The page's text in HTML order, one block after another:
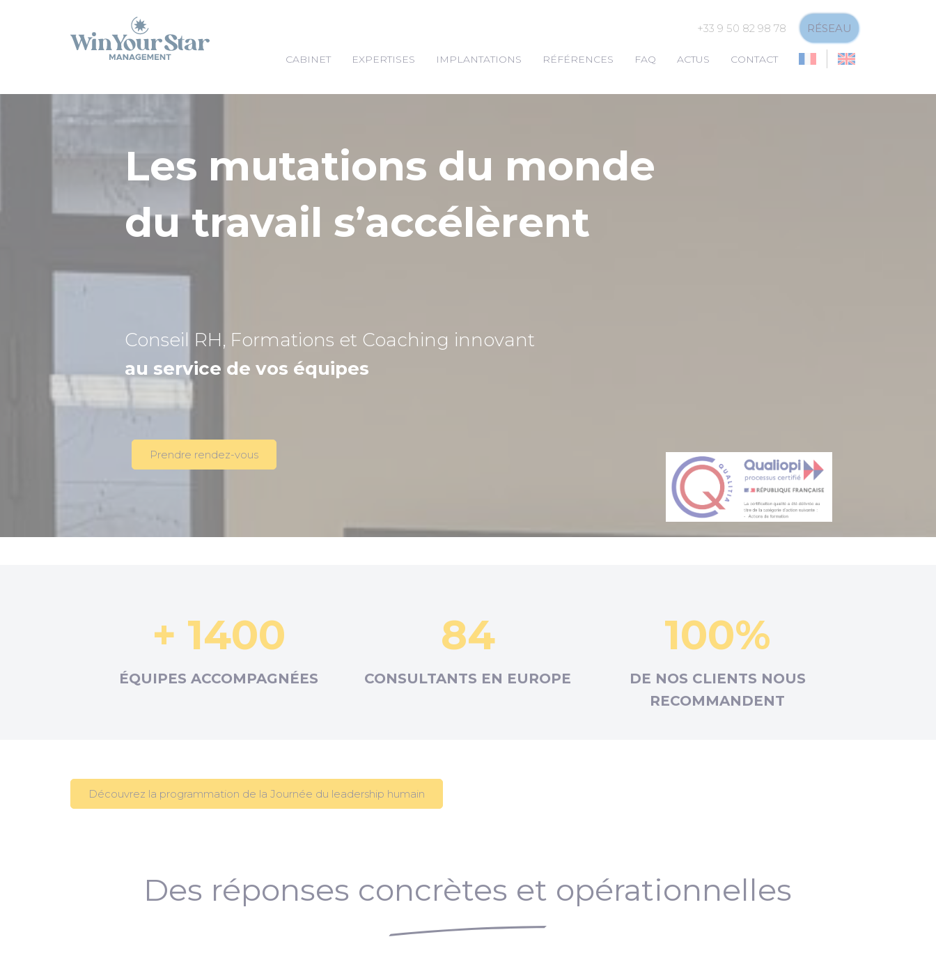
+33 9 50 82 98 78 RÉSEAU
CABINET EXPERTISES IMPLANTATIONS RÉFÉRENCES FAQ ACTUS CONTACT
Les mutations du monde
du travail s’accélèrent
Conseil RH, Formations et Coaching innovant
au service de vos équipes
Prendre rendez-vous
+ 1400
ÉQUIPES ACCOMPAGNÉES
84
CONSULTANTS EN EUROPE
100%
DE NOS CLIENTS NOUS
RECOMMANDENT
Découvrez la programmation de la Journée du leadership humain
Des réponses concrètes et opérationnelles